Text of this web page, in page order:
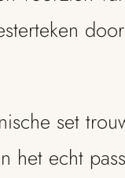
set
het echt